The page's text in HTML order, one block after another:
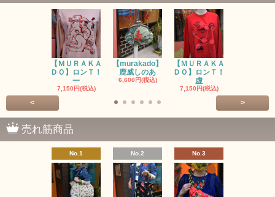
【ＭＵＲＡＫＡ
ＤＯ】ロンＴ！
一
7,150円(税込)
【murakado】
鹿威しのあ
6,600円(税込)
【ＭＵＲＡＫＡ
ＤＯ】ロンＴ！
虚
7,150円(税込)
< >
売れ筋商品
No.1 No.2 No.3